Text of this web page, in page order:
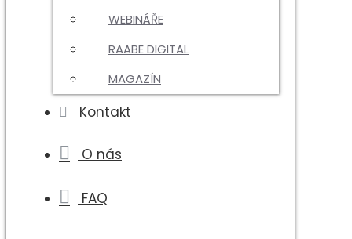
WEBINÁŘE
RAABE DIGITAL
MAGAZÍN
Kontakt
O nás
FAQ